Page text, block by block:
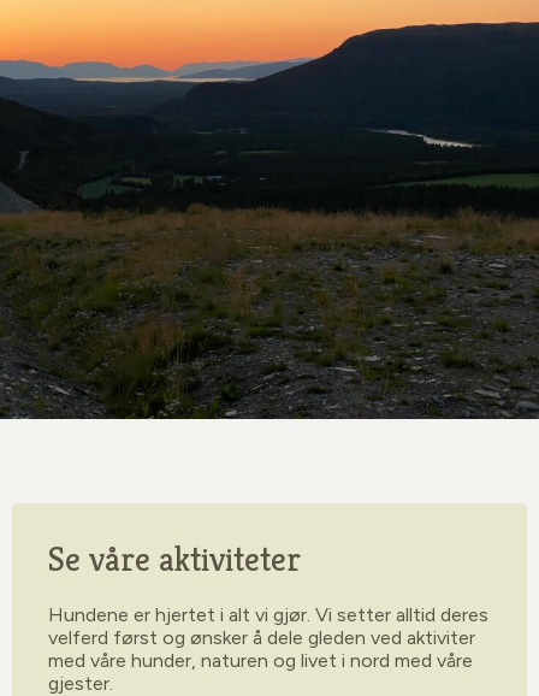
Se våre aktiviteter
Hundene er hjertet i alt vi gjør. Vi setter alltid deres
velferd først og ønsker å dele gleden ved aktiviter
med våre hunder, naturen og livet i nord med våre
gjester.